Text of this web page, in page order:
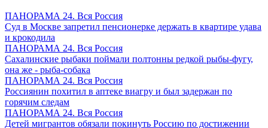
ПАНОРАМА 24. Вся Россия
Суд в Москве запретил пенсионерке держать в квартире удава
и крокодила
ПАНОРАМА 24. Вся Россия
Сахалинские рыбаки поймали полтонны редкой рыбы-фугу,
она же - рыба-собака
ПАНОРАМА 24. Вся Россия
Россиянин похитил в аптеке виагру и был задержан по
горячим следам
ПАНОРАМА 24. Вся Россия
Детей мигрантов обязали покинуть Россию по достижении